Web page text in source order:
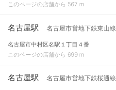
このページの店舗から 567 m
名古屋駅 名古屋市営地下鉄東山線
名古屋市中村区名駅１丁目４番
このページの店舗から 699 m
名古屋駅 名古屋市営地下鉄桜通線